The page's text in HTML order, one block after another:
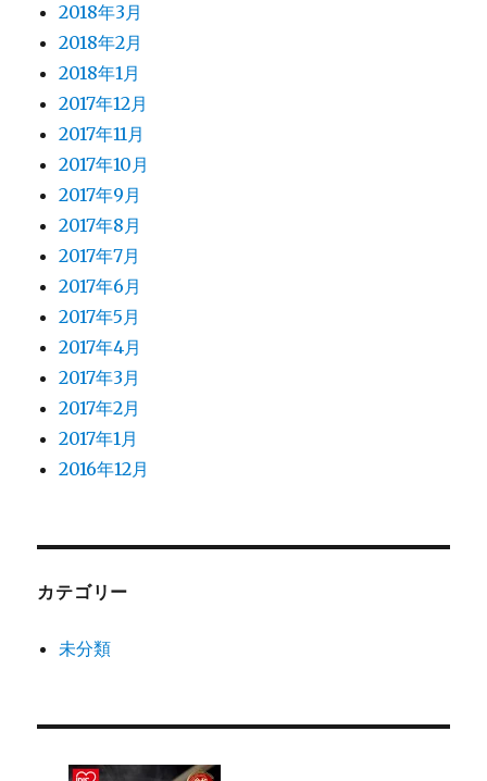
2018年3月
2018年2月
2018年1月
2017年12月
2017年11月
2017年10月
2017年9月
2017年8月
2017年7月
2017年6月
2017年5月
2017年4月
2017年3月
2017年2月
2017年1月
2016年12月
カテゴリー
未分類